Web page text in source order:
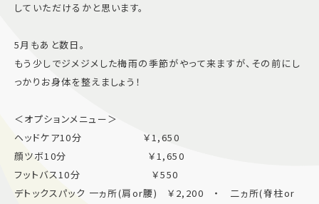
していただけるかと思います。
5月もあと数日。
もう少しでジメジメした梅雨の季節がやって来ますが、その前にし
っかりお身体を整えましょう！
＜オプションメニュー＞
ヘッドケア10分 ￥1,650
顔ツボ10分 ￥1,650
フットバス10分 ￥550
デトックスパック 一ヵ所(肩or腰) ￥2,200 ・ 二ヵ所(脊柱or